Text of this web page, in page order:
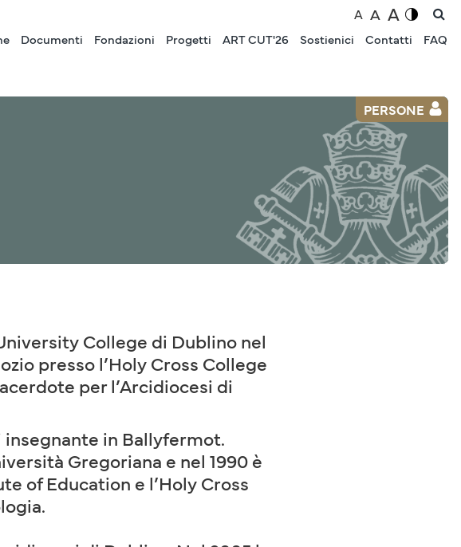
A A A
Documenti Fondazioni Progetti ART CUT'26 Sostienici Contatti FAQ
PERSONE
College di Dublino nel
presso l’Holy Cross College
per l’Arcidiocesi di
in Ballyfermot.
Gregoriana e nel 1990 è
of Education e l’Holy Cross